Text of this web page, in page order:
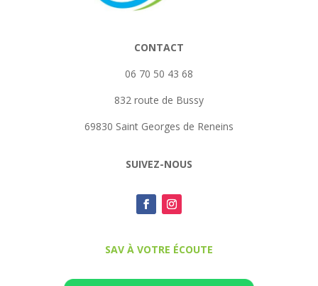
CONTACT
06 70 50 43 68
832 route de Bussy
69830 Saint Georges de Reneins
SUIVEZ-NOUS
SAV À VOTRE ÉCOUTE